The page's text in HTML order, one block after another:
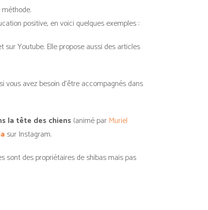
positive, en voici quelques exemples :
Youtube. Elle propose aussi des articles
avez besoin d’être accompagnés dans
la tête des chiens (animé par Muriel
sur Instagram.
sont des propriétaires de shibas mais pas